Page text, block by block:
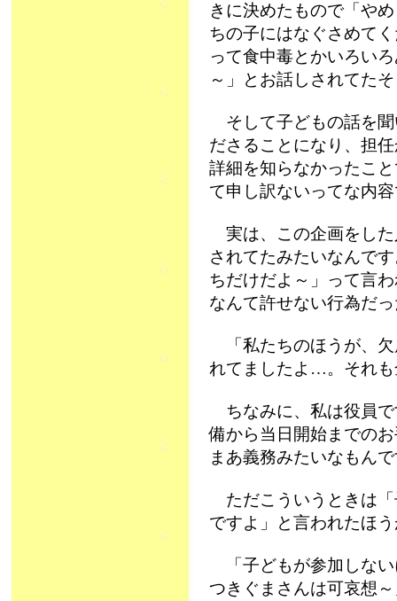
きに決めたもので「や
ちの子にはなぐさめて
って食中毒とかいろい
～」とお話しされてた
そして子どもの話を聞
ださることになり、担
詳細を知らなかったこ
て申し訳ないってな内
実は、この企画をした
されてたみたいなんで
ちだけだよ～」って言
なんて許せない行為だ
「私たちのほうが、欠
れてましたよ…。それも
ちなみに、私は役員で
備から当日開始までの
まあ義務みたいなもん
ただこういうときは「
ですよ」と言われたほ
「子どもが参加しない
つきぐまさんは可哀想